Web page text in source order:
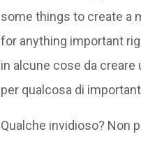
some things to create a
for anything important
in alcune cose da creare
per qualcosa di
Qualche invidioso? Non